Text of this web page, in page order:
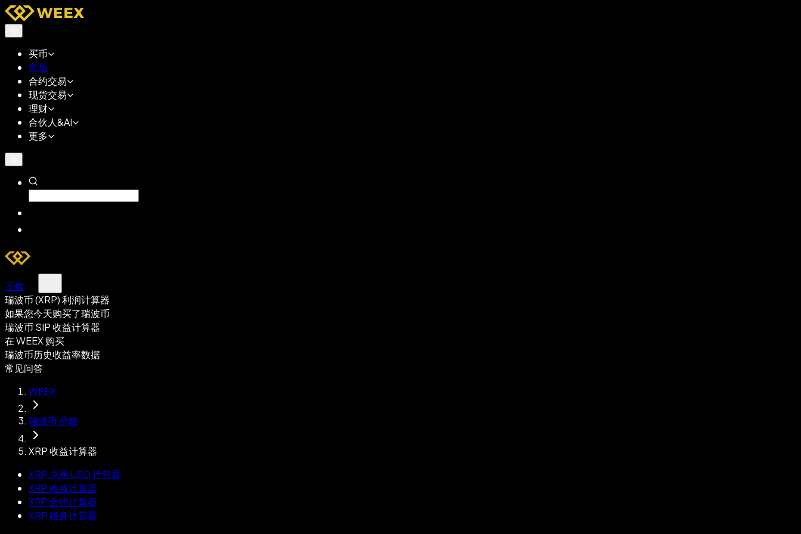
买币
市场
合约交易
现货交易
理财
合伙人&AI
更多
下载
瑞波币 (XRP) 利润计算器
如果您今天购买了瑞波币
瑞波币 SIP 收益计算器
在 WEEX 购买
瑞波币历史收益率数据
常见问答
WEEX
瑞波币 价格
XRP 收益计算器
XRP 兑换 USD 计算器
XRP 收益计算器
XRP 合约计算器
XRP 税务计算器